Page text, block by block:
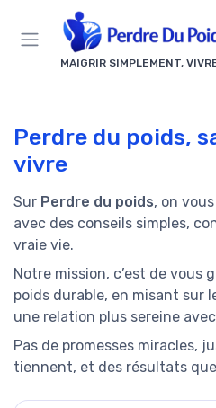
MAIGRIR SIMPLEMENT,
Perdre du poids,
vivre
Sur Perdre du poids, on
avec des conseils simples,
vraie vie.
Notre mission, c’est de vous
poids durable, en misant sur
une relation plus sereine
Pas de promesses miracles,
tiennent, et des résultats
Panneau de gestion des cookies